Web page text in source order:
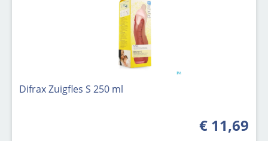
Difrax Zuigfles S 250 ml
€ 11,69